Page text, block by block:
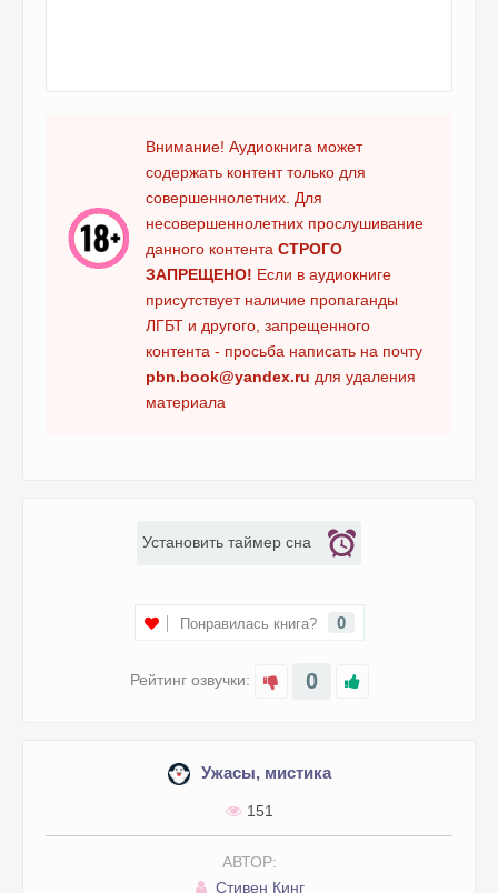
Внимание! Аудиокнига может
содержать контент только для
совершеннолетних. Для
несовершеннолетних прослушивание
данного контента СТРОГО
ЗАПРЕЩЕНО! Если в аудиокниге
присутствует наличие пропаганды
ЛГБТ и другого, запрещенного
контента - просьба написать на почту
pbn.book@yandex.ru для удаления
материала
Рейтинг озвучки: 0
Понравилась книга? 0
Установить таймер сна
Ужасы, мистика
151
АВТОР:
Стивен Кинг